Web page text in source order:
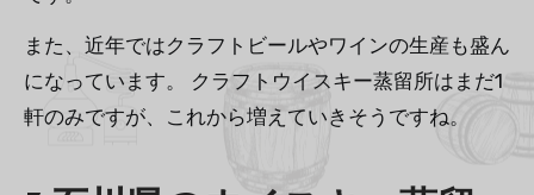
また、近年ではクラフトビールやワインの生産も盛ん
になっています。 クラフトウイスキー蒸留所はまだ1
軒のみですが、これから増えていきそうですね。